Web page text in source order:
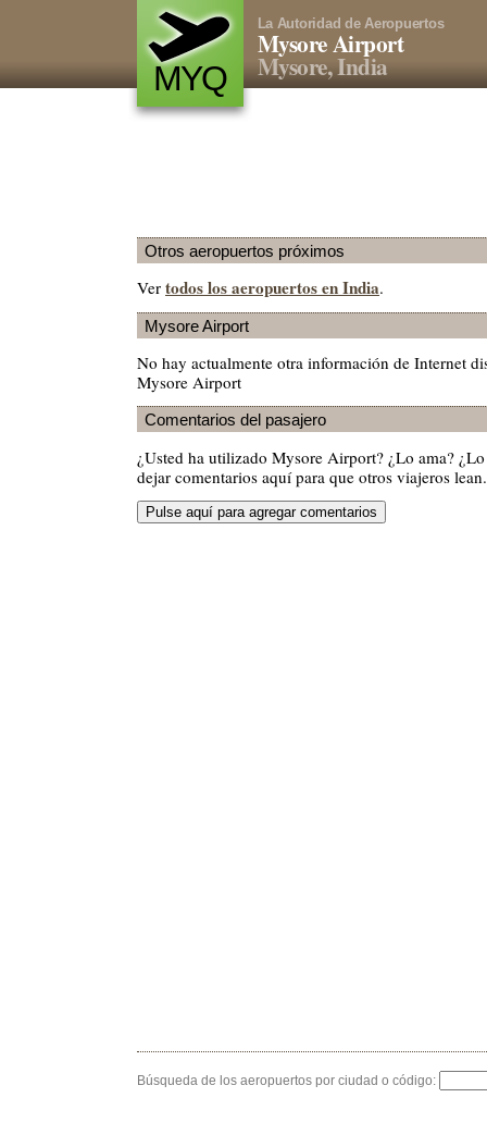
MYQ
La Autoridad de Aeropuertos
Mysore Airport
Mysore, India
Otros aeropuertos próximos
Ver todos los aeropuertos en India.
Mysore Airport
No hay actualmente otra información de Internet
Mysore Airport
Comentarios del pasajero
¿Usted ha utilizado Mysore Airport? ¿Lo ama?
dejar comentarios aquí para que otros viajeros lean.
Búsqueda de los aeropuertos por ciudad o código: